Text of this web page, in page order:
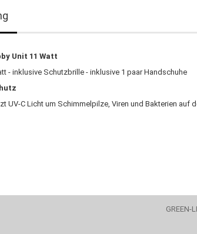
Unit 11 Watt
- inklusive Schutzbrille - inklusive 1 paar Handschuhe
UV-C Licht um Schimmelpilze, Viren und Bakterien auf
GREEN-